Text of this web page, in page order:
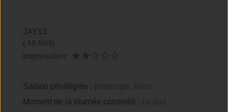
JAY13
( 68 AVIS)
Impression :
Saison privilégiée : printemps, hiver
Moment de la journée conseillé :
Le jour